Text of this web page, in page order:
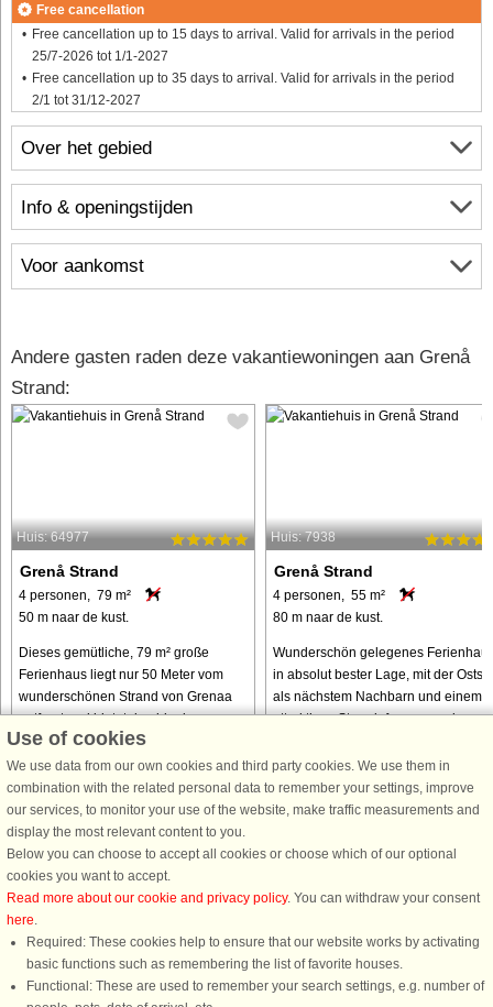
Over het gebied
Info & openingstijden
Voor aankomst
Free cancellation
Free cancellation up to 15 days to arrival. Valid for arrivals in the period
25/7-2026 tot 1/1-2027
Free cancellation up to 35 days to arrival. Valid for arrivals in the period
2/1 tot 31/12-2027
Andere gasten raden deze vakantiewoningen aan Grenå
Strand:
Huis: 64977
Grenå Strand
4 personen, 79 m²
50 m naar de kust.
Dieses gemütliche, 79 m² große
Ferienhaus liegt nur 50 Meter vom
wunderschönen Strand von Grenaa
entfernt und bietet den idealen
Rahmen, in dem Natur, Ruhe und
Komfort aufeinandertreffen. Das helle
und ...
van € 436
Huis: 7938
Grenå Strand
4 personen, 55 m²
80 m naar de kust.
Wunderschön gelegenes
in absolut bester Lage, mit der
als nächstem Nachbarn und einem
attraktiven Strandufer nur wenige
genießt man zudem herrliche
Aussicht ...
van € 460
Use of cookies
We use data from our own cookies and third party cookies. We use them in
combination with the related personal data to remember your settings, improve
our services, to monitor your use of the website, make traffic measurements and
display the most relevant content to you.
Below you can choose to accept all cookies or choose which of our optional
cookies you want to accept.
Read more about our cookie and privacy policy. You can withdraw your consent
here.
Required: These cookies help to ensure that our website works by activating
basic functions such as remembering the list of favorite houses.
Functional: These are used to remember your search settings, e.g. number of